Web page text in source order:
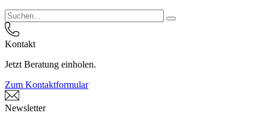
Kontakt
Jetzt Beratung einholen.
Zum Kontaktformular
Newsletter